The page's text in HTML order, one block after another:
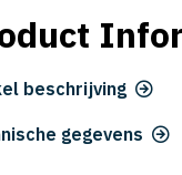
beschrijving
gegevens